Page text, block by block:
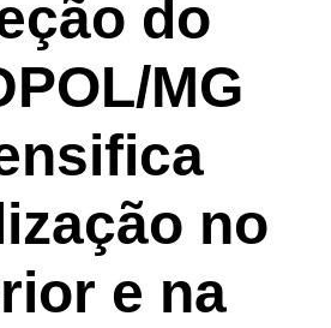
do
MG
no
e na